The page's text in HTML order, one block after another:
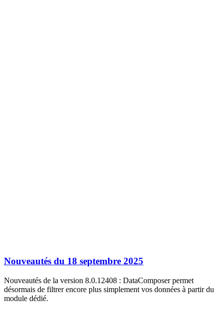
Nouveautés du 18 septembre 2025
Nouveautés de la version 8.0.12408 : DataComposer permet
désormais de filtrer encore plus simplement vos données à partir du
module dédié.